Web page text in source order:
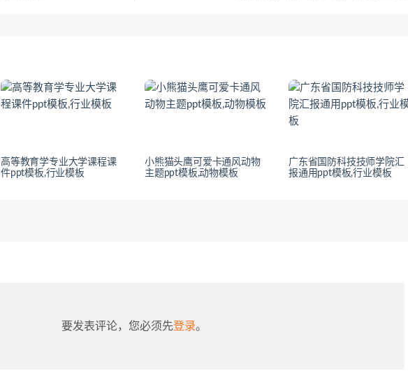
高等教育学专业大学课程课
件ppt模板,行业模板
小熊猫头鹰可爱卡通风动物
主题ppt模板,动物模板
广东省国防科技技师学院汇
报通用ppt模板,行业模板
要发表评论，您必须先登录。